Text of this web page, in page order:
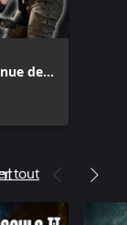
de
tout